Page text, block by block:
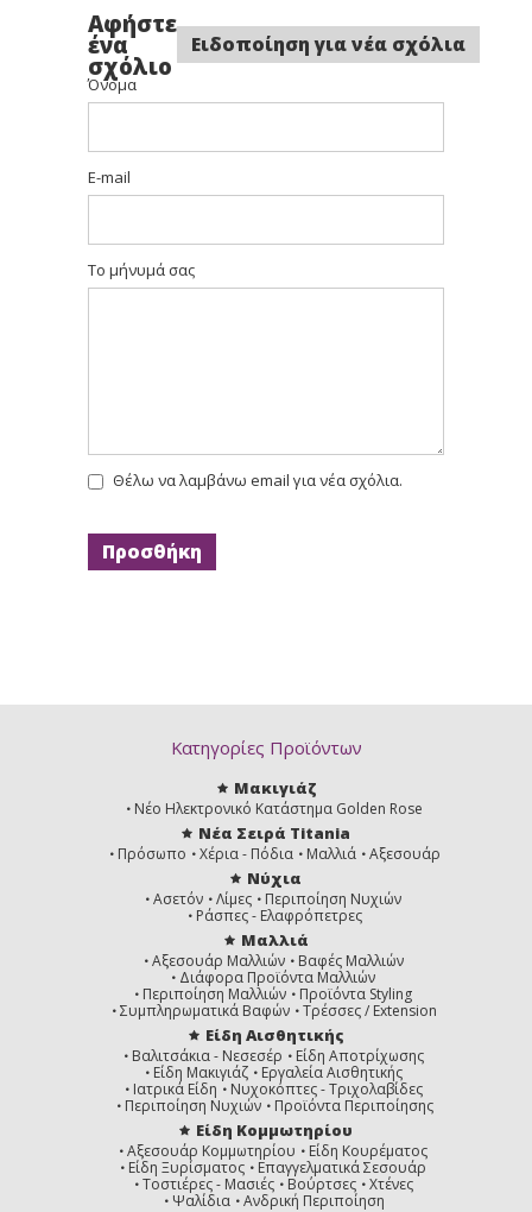
Αφήστε
ένα
σχόλιο
Ειδοποίηση για νέα σχόλια
Όνομα
E-mail
Το μήνυμά σας
Θέλω να λαμβάνω email για νέα σχόλια.
Κατηγορίες Προϊόντων
Μακιγιάζ
Νέο Ηλεκτρονικό Κατάστημα Golden Rose
Νέα Σειρά Titania
Πρόσωπο Χέρια - Πόδια Μαλλιά Αξεσουάρ
Νύχια
Ασετόν Λίμες
Περιποίηση Νυχιών
Ράσπες - Ελαφρόπετρες
Μαλλιά
Αξεσουάρ Μαλλιών
Βαφές Μαλλιών
Διάφορα Προϊόντα Μαλλιών
Περιποίηση Μαλλιών
Προϊόντα Styling
Συμπληρωματικά Βαφών
Τρέσσες / Extension
Είδη Αισθητικής
Βαλιτσάκια - Νεσεσέρ
Είδη Αποτρίχωσης
Είδη Μακιγιάζ
Εργαλεία Αισθητικής
Ιατρικά Είδη
Νυχοκόπτες - Τριχολαβίδες
Περιποίηση Νυχιών
Προϊόντα Περιποίησης
Είδη Κομμωτηρίου
Αξεσουάρ Κομμωτηρίου
Είδη Κουρέματος
Είδη Ξυρίσματος
Επαγγελματικά Σεσουάρ
Τοστιέρες - Μασιές
Βούρτσες
Χτένες
Ψαλίδια
Ανδρική Περιποίηση